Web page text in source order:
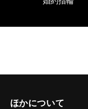
ほかについて